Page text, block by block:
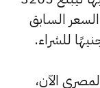
عن السعر السابق
الآن،